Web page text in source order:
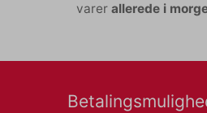
varer allerede i